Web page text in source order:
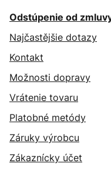
Odstúpenie od
Najčastějšie dotazy
Kontakt
Možnosti dopravy
Vrátenie tovaru
Platobné metódy
Záruky výrobcu
Zákaznícky účet